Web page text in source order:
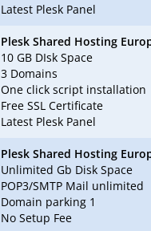
Latest Plesk Panel
Plesk Shared Hosting
10 GB DIsk Space
3 Domains
One click script installation
Free SSL Certificate
Latest Plesk Panel
Plesk Shared Hosting
Unlimited Gb Disk Space
POP3/SMTP Mail unlimited
Domain parking 1
No Setup Fee